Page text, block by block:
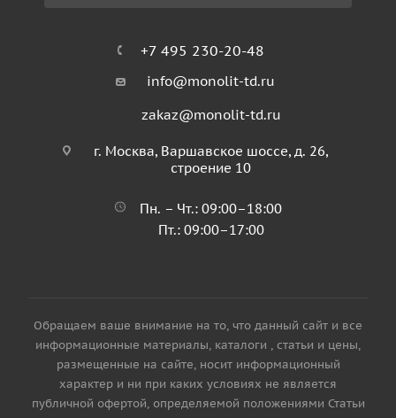
+7 495 230-20-48
info@monolit-td.ru
zakaz@monolit-td.ru
г. Москва, Варшавское шоссе, д. 26,
строение 10
Пн. – Чт.: 09:00–18:00
Пт.: 09:00–17:00
Обращаем ваше внимание на то, что данный сайт и все
информационные материалы, каталоги , статьи и цены,
размещенные на сайте, носит информационный
характер и ни при каких условиях не является
публичной офертой, определяемой положениями Статьи